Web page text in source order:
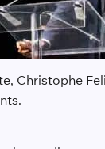
Christophe